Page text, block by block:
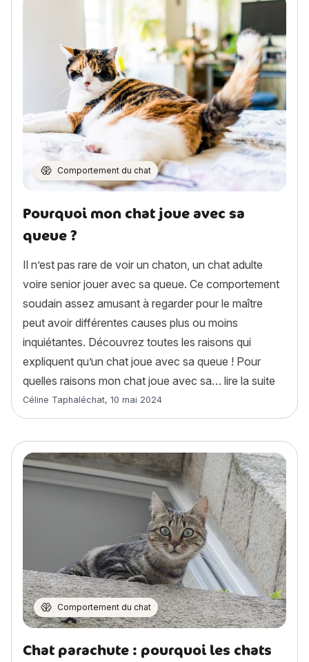
Comportement du chat
Pourquoi mon chat joue avec sa
queue ?
Il n’est pas rare de voir un chaton, un chat adulte
voire senior jouer avec sa queue. Ce comportement
soudain assez amusant à regarder pour le maître
peut avoir différentes causes plus ou moins
inquiétantes. Découvrez toutes les raisons qui
expliquent qu’un chat joue avec sa queue ! Pour
quelles raisons mon chat joue avec sa… lire la suite
Article rédigé par
Céline Taphaléchat, 10 mai 2024
Comportement du chat
Chat parachute : pourquoi les chats